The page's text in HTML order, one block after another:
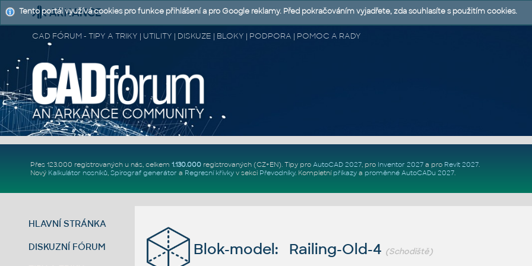
CAD FÓRUM - TIPY A TRIKY | UTILITY | DISKUZE | BLOKY | PODPORA | POMOC A RADY
Přes 123.000 registrovaných u nás, celkem 1.130.000registrovaných (CZ+EN). Tipy pro AutoCAD 2027, pro Inventor 2027a pro Revit 2027.
Nový Kalkulátor nosníků, Spirograf generátor a Regresní křivkyv sekci Převodníky. Kompletní příkazya proměnné AutoCADu 2027.
HLAVNÍ STRÁNKA
DISKUZNÍ FÓRUM Blok-model: Railing-Old-4 (Schodiště)
Tento portál využívá cookies pro funkce přihlášení a pro Google reklamy. Před pokračováním vyjadřete, zda souhlasíte s použitím cookies.